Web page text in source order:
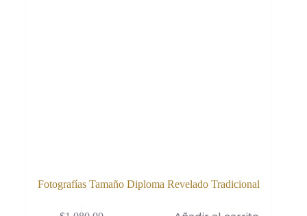
Fotografías Tamaño Diploma Revelado Tradicional